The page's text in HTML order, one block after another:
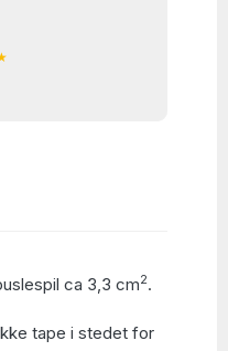
ca 3,3 cm2.
tape i stedet for